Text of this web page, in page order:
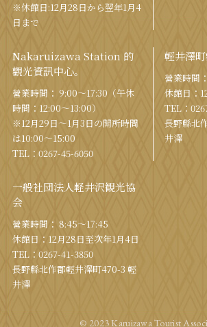
※休館日:12月28日から翌年1月4
日まで
Nakaruizawa Station 的
觀光資訊中心。
營業時間： 9:00〜17:30（午休
時間：12:00〜13:00）
※12月29日〜1月3日の開所時間
は10:00〜15:00
TEL： 0267-45-6050
輕井澤
營業時間
休館日：
TEL：
長野縣北
井澤
一般社団法人軽井沢観光協
会
營業時間： 8:45～17:45
休館日：12月28日至次年1月4日
TEL： 0267-41-3850
長野縣北作郡輕井澤町470-3 輕
井澤
© 2023 Karuizawa Tourist